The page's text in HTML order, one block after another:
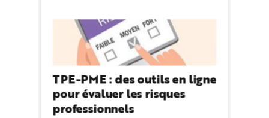
TPE-PME : des outils en ligne
pour évaluer les risques
professionnels